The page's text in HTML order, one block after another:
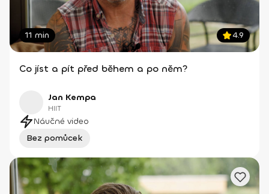
11 min 4.9
Co jíst a pít před během a po něm?
Jan Kempa
HIIT
Náučné video
Bez pomůcek